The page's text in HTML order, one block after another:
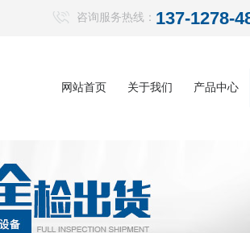
咨询服务热线： 137-1278-
网站首页 关于我们 产品中心